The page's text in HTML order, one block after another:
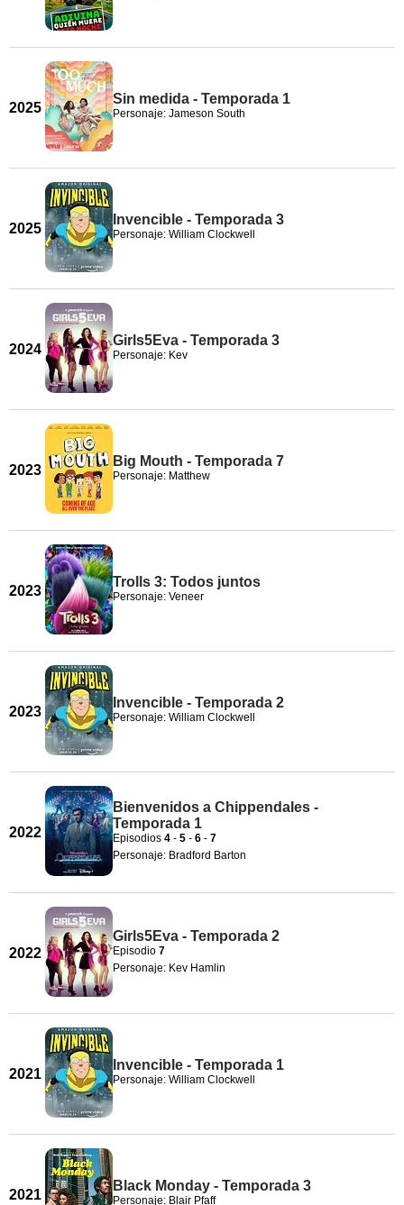
2025
Sin medida - Temporada 1
Personaje: Jameson South
2025
Invencible - Temporada 3
Personaje: William Clockwell
2024
Girls5Eva - Temporada 3
Personaje: Kev
2023
Big Mouth - Temporada 7
Personaje: Matthew
2023
Trolls 3: Todos juntos
Personaje: Veneer
2023
Invencible - Temporada 2
Personaje: William Clockwell
2022
Bienvenidos a Chippendales -
Temporada 1
Episodios 4 - 5 - 6 - 7
Personaje: Bradford Barton
2022
Girls5Eva - Temporada 2
Episodio 7
Personaje: Kev Hamlin
2021
Invencible - Temporada 1
Personaje: William Clockwell
2021
Black Monday - Temporada 3
Personaje: Blair Pfaff